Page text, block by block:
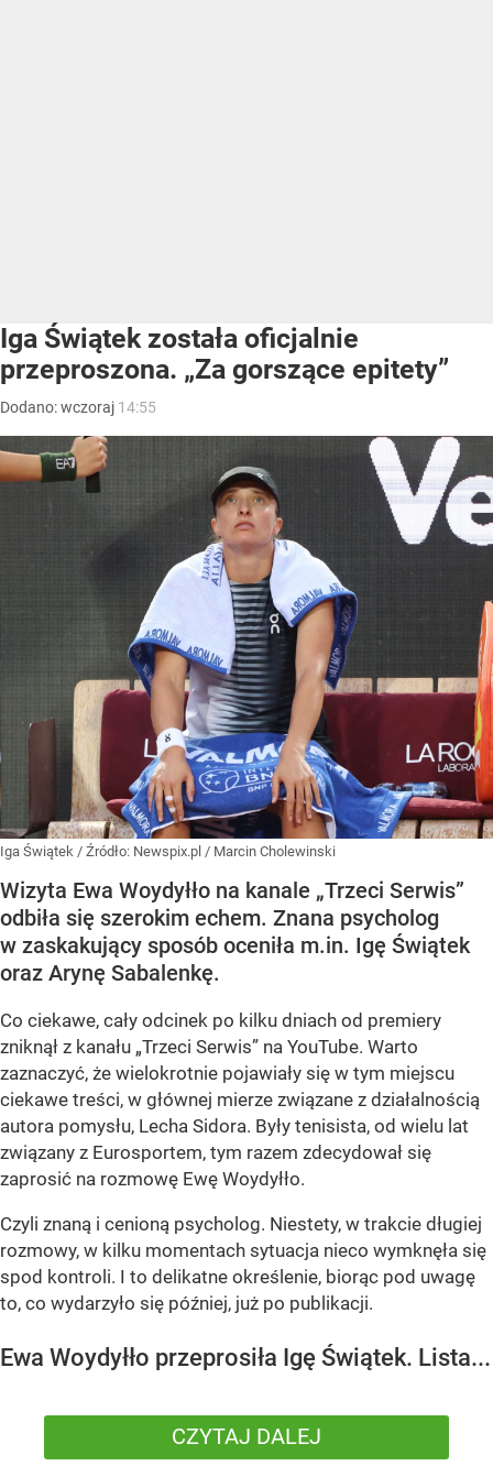
Iga Świątek została oficjalnie
przeproszona. „Za gorszące epitety”
Dodano:wczoraj 14:55
Iga Świątek / Źródło: Newspix.pl / Marcin Cholewinski
Wizyta Ewa Woydyłło na kanale „Trzeci Serwis”
odbiła się szerokim echem. Znana psycholog
w zaskakujący sposób oceniła m.in. Igę Świątek
oraz Arynę Sabalenkę.
Co ciekawe, cały odcinek po kilku dniach od premiery
zniknął z kanału „Trzeci Serwis” na YouTube. Warto
zaznaczyć, że wielokrotnie pojawiały się w tym miejscu
ciekawe treści, w głównej mierze związane z działalnością
autora pomysłu, Lecha Sidora. Były tenisista, od wielu lat
związany z Eurosportem, tym razem zdecydował się
zaprosić na rozmowę Ewę Woydyłło.
Czyli znaną i cenioną psycholog. Niestety, w trakcie długiej
rozmowy, w kilku momentach sytuacja nieco wymknęła się
spod kontroli. I to delikatne określenie, biorąc pod uwagę
to, co wydarzyło się później, już po publikacji.
Ewa Woydyłło przeprosiła Igę Świątek. Lista...
CZYTAJ DALEJ